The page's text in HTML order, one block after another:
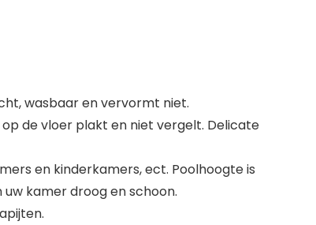
wasbaar en vervormt niet.
de vloer plakt en niet vergelt. Delicate
en kinderkamers, ect. Poolhoogte is
kamer droog en schoon.